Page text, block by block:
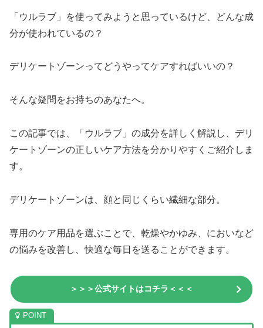
「ウルラブ」を使ってみようと思っているけど、どんな成
分が使われているの？
デリケートゾーンってどうやってケアすればいいの？
そんな疑問をお持ちのあなたへ。
この記事では、「ウルラブ」の成分を詳しく解説し、デリ
ケートゾーンの正しいケア方法を分かりやすくご紹介しま
す。
デリケートゾーンは、顔と同じくらい繊細な部分。
専用のケア用品を選ぶことで、乾燥やかゆみ、においなど
の悩みを改善し、快適な毎日を送ることができます。
＞＞＞公式サイトはコチラ＜＜＜